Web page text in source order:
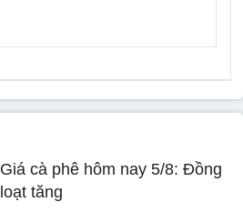
Giá cà phê hôm nay 5/8: Đồng
loạt tăng